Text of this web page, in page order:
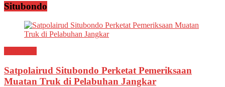
Situbondo
Satpolairud Situbondo Perketat Pemeriksaan
Muatan Truk di Pelabuhan Jangkar